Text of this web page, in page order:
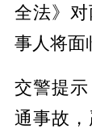
全法》
事人将面
交警提
通事故